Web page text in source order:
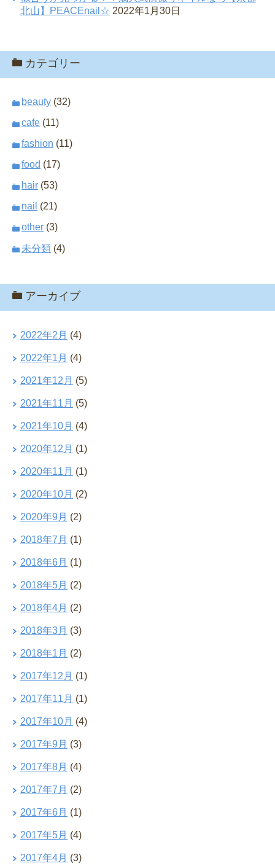
北山】PEACEnail☆ 2022年1月30日
カテゴリー
beauty (32)
cafe (11)
fashion (11)
food (17)
hair (53)
nail (21)
other (3)
未分類 (4)
アーカイブ
2022年2月 (4)
2022年1月 (4)
2021年12月 (5)
2021年11月 (5)
2021年10月 (4)
2020年12月 (1)
2020年11月 (1)
2020年10月 (2)
2020年9月 (2)
2018年7月 (1)
2018年6月 (1)
2018年5月 (2)
2018年4月 (2)
2018年3月 (3)
2018年1月 (2)
2017年12月 (1)
2017年11月 (1)
2017年10月 (4)
2017年9月 (3)
2017年8月 (4)
2017年7月 (2)
2017年6月 (1)
2017年5月 (4)
2017年4月 (3)